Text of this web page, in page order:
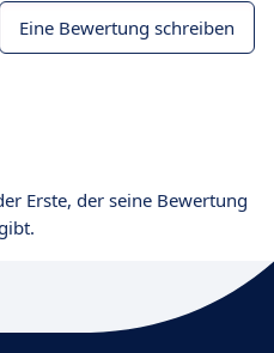
Eine Bewertung schreiben
Erste, der seine Bewertung